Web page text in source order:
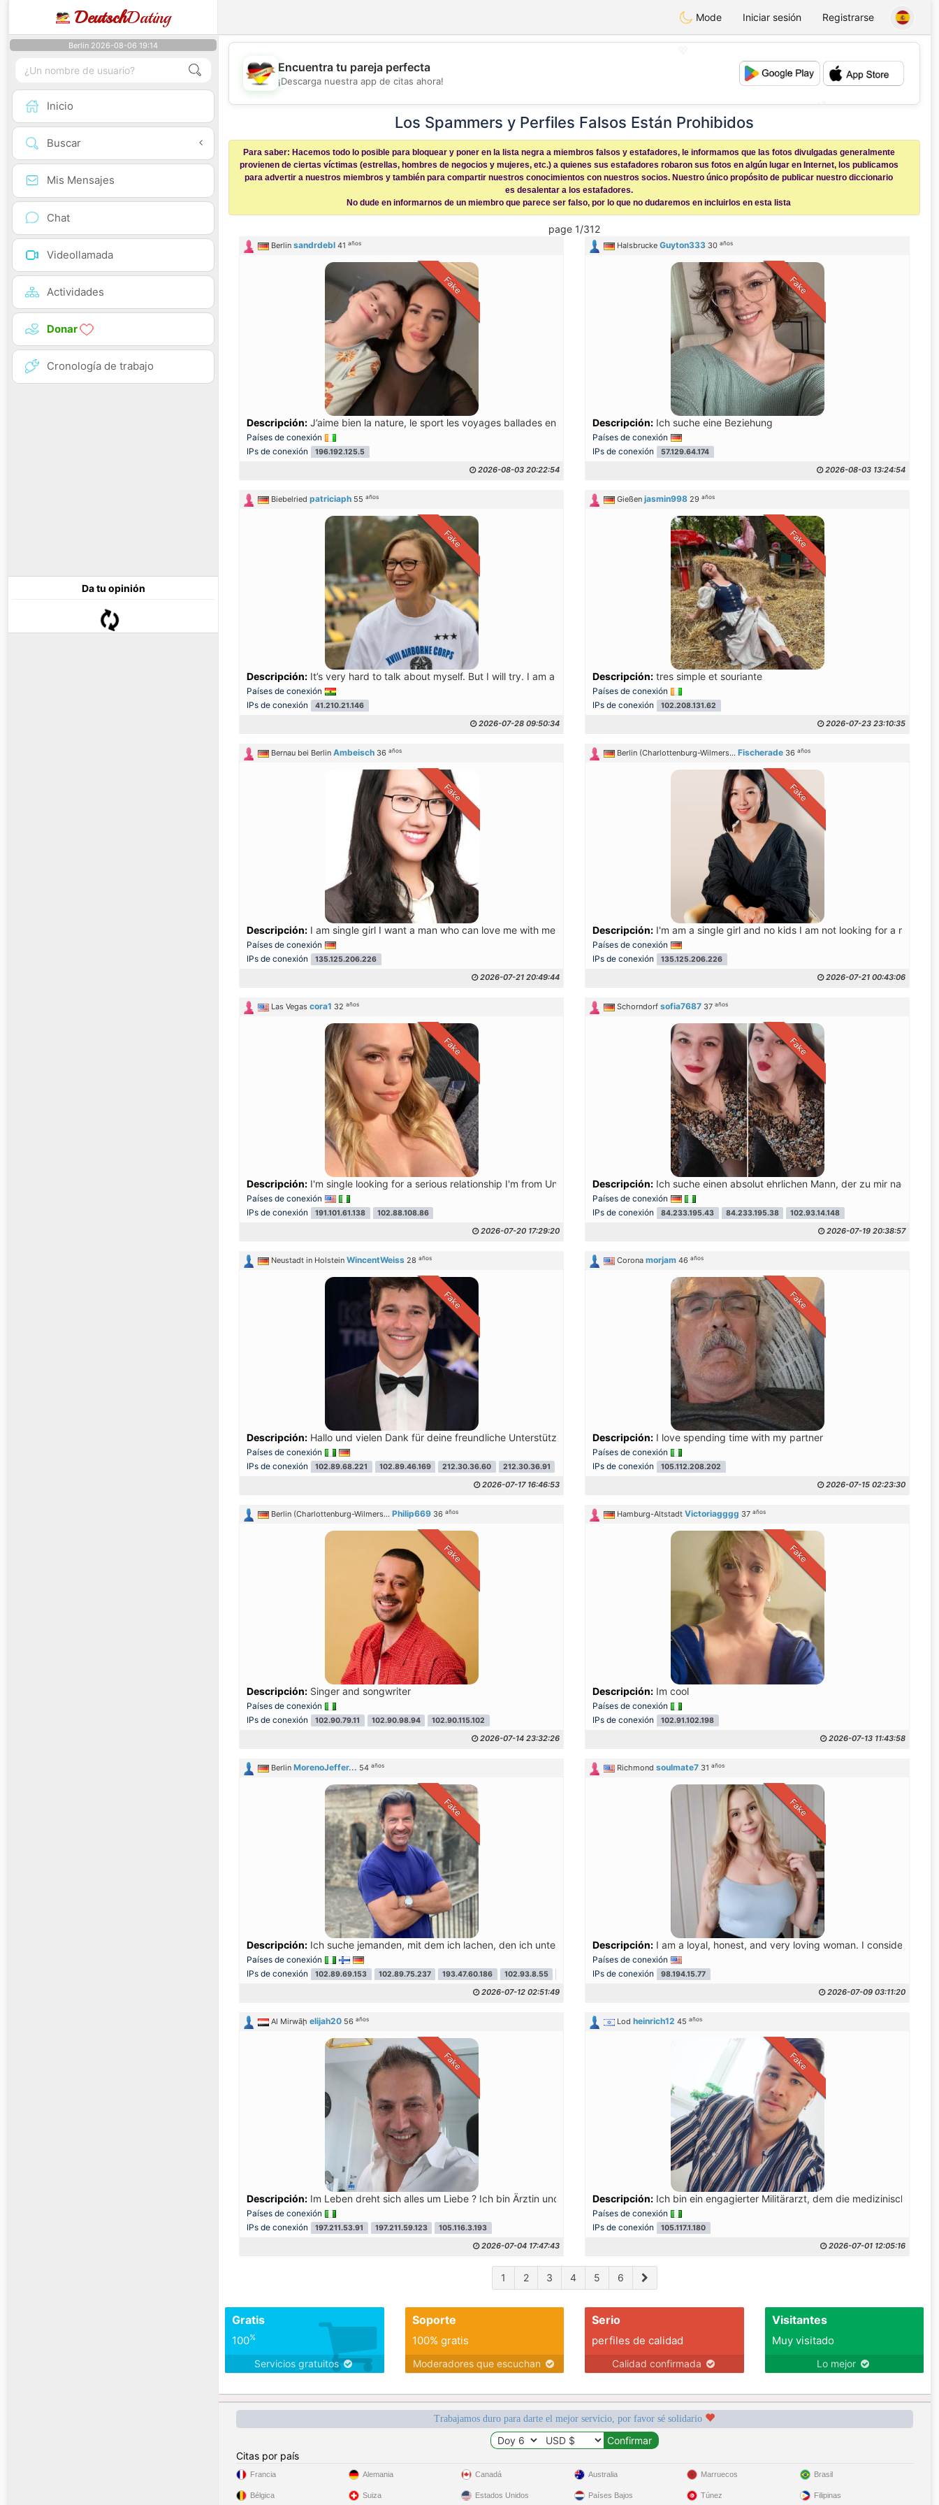
DeutschDating Mode Iniciar sesión Registrarse
Berlin 2026-08-06 19:14
Inicio
Buscar
Mis Mensajes
Chat
Videollamada
Actividades
Donar
Cronología de trabajo
Da tu opinión
💖
💕
Encuentra tu pareja perfecta
¡Descarga nuestra app de citas ahora!
Los Spammers y Perfiles Falsos Están Prohibidos
Para saber: Hacemos todo lo posible para bloquear y poner en la lista negra a miembros falsos y estafadores, le informamos que las fotos divulgadas generalmente
provienen de ciertas víctimas (estrellas, hombres de negocios y mujeres, etc.) a quienes sus estafadores robaron sus fotos en algún lugar en Internet, los publicamos
para advertir a nuestros miembros y también para compartir nuestros conocimientos con nuestros socios. Nuestro único propósito de publicar nuestro diccionario
es desalentar a los estafadores.
No dude en informarnos de un miembro que parece ser falso, por lo que no dudaremos en incluirlos en esta lista
page 1/312
Berlin sandrdebl 41años
Fake
Descripción: J’aime bien la nature, le sport les voyages ballades entre ma personne aimante et attentionne
Países de conexión
IPs de conexión
196.192.125.5
2026-08-03 20:22:54
Halsbrucke Guyton333 30años
Fake
Descripción: Ich suche eine Beziehung
Países de conexión
IPs de conexión
57.129.64.174
2026-08-03 13:24:54
Biebelried patriciaph 55años
Fake
Descripción: It’s very hard to talk about myself. But I will try. I am a positive and extraordinary person, who knows what she wants in life. I am honest
Países de conexión
IPs de conexión
41.210.21.146
2026-07-28 09:50:34
Gießen jasmin998 29años
Fake
Descripción: tres simple et souriante
Países de conexión
IPs de conexión
102.208.131.62
2026-07-23 23:10:35
Bernau bei Berlin Ambeisch 36años
Fake
Descripción: I am single girl I want a man who can love me with me
Países de conexión
IPs de conexión
135.125.206.226
2026-07-21 20:49:44
Berlin (Charlottenburg-Wilmers... Fischerade 36años
Fake
Descripción: I'm am a single girl and no kids I am not looking for a man
Países de conexión
IPs de conexión
135.125.206.226
2026-07-21 00:43:06
Las Vegas cora1 32años
Fake
Descripción: I'm single looking for a serious relationship I'm from United States
Países de conexión
IPs de conexión
191.101.61.138 102.88.108.86
2026-07-20 17:29:20
Schorndorf sofia7687 37años
Fake
Descripción: Ich suche einen absolut ehrlichen Mann, der zu mir nach
Países de conexión
IPs de conexión
84.233.195.43 84.233.195.38 102.93.14.148
2026-07-19 20:38:57
Neustadt in Holstein WincentWeiss 28años
Fake
Descripción: Hallo und vielen Dank für deine freundliche Unterstützung. Es bedeutet mir wirklich viel, dass meine Arbeit jemanden so aufmerksamen
Países de conexión
IPs de conexión
102.89.68.221 102.89.46.169 212.30.36.60 212.30.36.91
2026-07-17 16:46:53
Corona morjam 46años
Fake
Descripción: I love spending time with my partner
Países de conexión
IPs de conexión
105.112.208.202
2026-07-15 02:23:30
Berlin (Charlottenburg-Wilmers... Philip669 36años
Fake
Descripción: Singer and songwriter
Países de conexión
IPs de conexión
102.90.79.11 102.90.98.94 102.90.115.102
2026-07-14 23:32:26
Hamburg-Altstadt Victoriagggg 37años
Fake
Descripción: Im cool
Países de conexión
IPs de conexión
102.91.102.198
2026-07-13 11:43:58
Berlin MorenoJeffer... 54años
Fake
Descripción: Ich suche jemanden, mit dem ich lachen, den ich unterstützen und mit dem ich eine glückliche Zukunft aufbauen kann. Ich glaube, dass
Países de conexión
IPs de conexión
102.89.69.153 102.89.75.237 193.47.60.186 102.93.8.55 102.89.68.220 104.28.162.210 104.28.159.89
2026-07-12 02:51:49
Richmond soulmate7 31años
Fake
Descripción: I am a loyal, honest, and very loving woman. I consider
Países de conexión
IPs de conexión
98.194.15.77
2026-07-09 03:11:20
Al Mirwāḩ elijah20 56años
Fake
Descripción: Im Leben dreht sich alles um Liebe ? Ich bin Ärztin und liebe meinen Job wirklich sehr.
Países de conexión
IPs de conexión
197.211.53.91 197.211.59.123 105.116.3.193
2026-07-04 17:47:43
Lod heinrich12 45años
Fake
Descripción: Ich bin ein engagierter Militärarzt, dem die medizinische
Países de conexión
IPs de conexión
105.117.1.180
2026-07-01 12:05:16
1 2 3 4 5 6
Gratis
100%
Servicios gratuitos
Soporte
100% gratis
Moderadores que escuchan
Serio
perfiles de calidad
Calidad confirmada
Visitantes
Muy visitado
Lo mejor
Trabajamos duro para darte el mejor servicio, por favor sé solidario
Citas por país
Francia
Bélgica
Alemania
Suiza
Canadá
Estados Unidos
Australia
Países Bajos
Marruecos
Túnez
Brasil
Filipinas